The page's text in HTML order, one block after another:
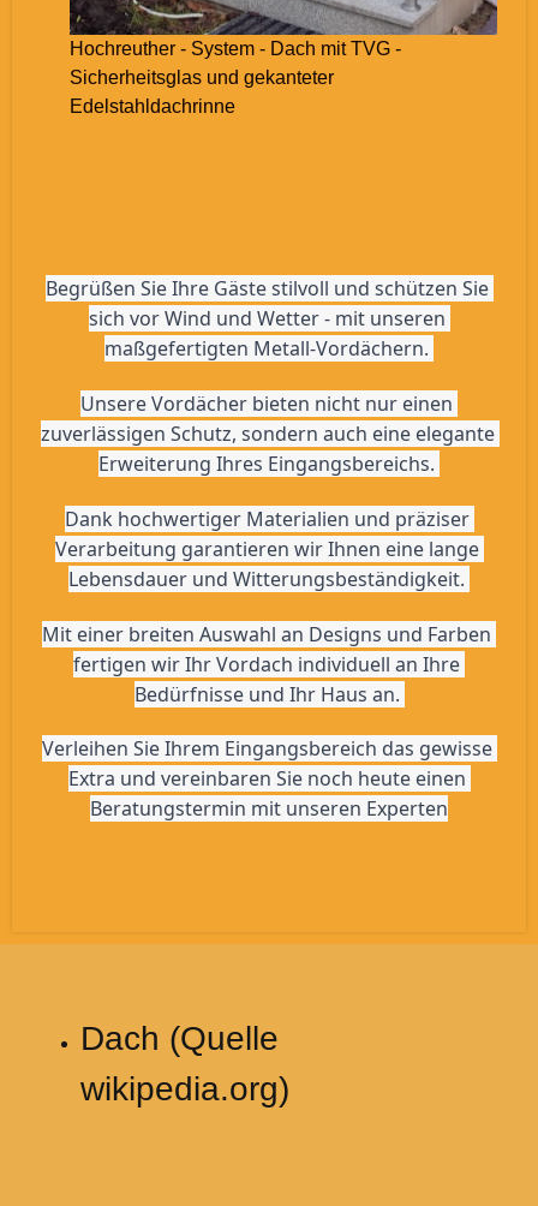
Hochreuther - System - Dach mit TVG -
Sicherheitsglas und gekanteter
Edelstahldachrinne
Begrüßen Sie Ihre Gäste stilvoll und schützen Sie
sich vor Wind und Wetter - mit unseren
maßgefertigten Metall-Vordächern.
Unsere Vordächer bieten nicht nur einen
zuverlässigen Schutz, sondern auch eine elegante
Erweiterung Ihres Eingangsbereichs.
Dank hochwertiger Materialien und präziser
Verarbeitung garantieren wir Ihnen eine lange
Lebensdauer und Witterungsbeständigkeit.
Mit einer breiten Auswahl an Designs und Farben
fertigen wir Ihr Vordach individuell an Ihre
Bedürfnisse und Ihr Haus an.
Verleihen Sie Ihrem Eingangsbereich das gewisse
Extra und vereinbaren Sie noch heute einen
Beratungstermin mit unseren Experten
Dach (Quelle
wikipedia.org)